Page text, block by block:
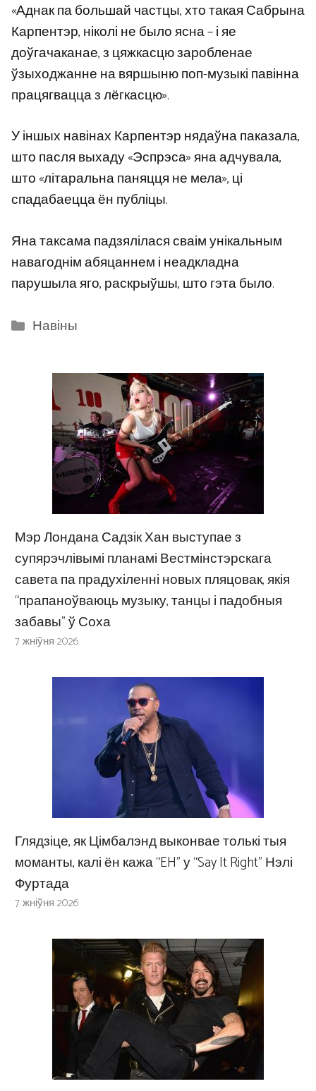
«Аднак па большай частцы, хто такая Сабрына
Карпентэр, ніколі не было ясна – і яе
доўгачаканае, з цяжкасцю заробленае
ўзыходжанне на вяршыню поп-музыкі павінна
працягвацца з лёгкасцю».
У іншых навінах Карпентэр нядаўна паказала,
што пасля выхаду «Эспрэса» яна адчувала,
што «літаральна паняцця не мела», ці
спадабаецца ён публіцы.
Яна таксама падзялілася сваім унікальным
навагоднім абяцаннем і неадкладна
парушыла яго, раскрыўшы, што гэта было.
Categories
Навіны
Мэр Лондана Садзік Хан выступае з
супярэчлівымі планамі Вестмінстэрскага
савета па прадухіленні новых пляцовак, якія
“прапаноўваюць музыку, танцы і падобныя
забавы” ў Соха
7 жніўня 2026
Глядзіце, як Цімбалэнд выконвае толькі тыя
моманты, калі ён кажа “EH” у “Say It Right” Нэлі
Фуртада
7 жніўня 2026